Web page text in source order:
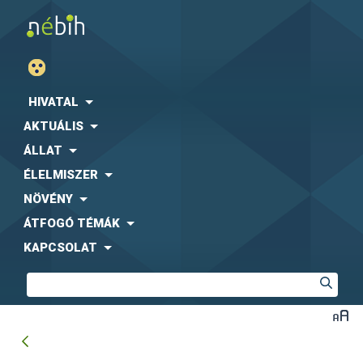
HIVATAL
AKTUÁLIS
ÁLLAT
ÉLELMISZER
NÖVÉNY
ÁTFOGÓ TÉMÁK
KAPCSOLAT